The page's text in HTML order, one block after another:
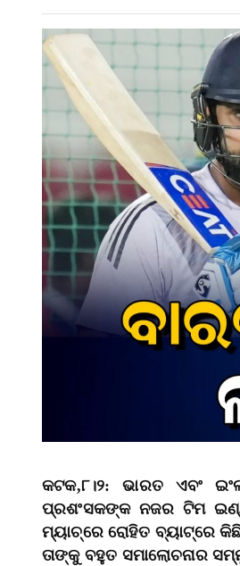
କଟକ,୮।୨: ଭାରତ ଏବଂ
ପ୍ରଶଂସକଙ୍କ ନଜର ଟିମ
ମ୍ୟାଚ୍‌ରେ ରୋହିତ ବ୍ୟାଟ୍‌ରେ
ତାଙ୍କୁ ବହୁତ ସମାଲୋଚନାର